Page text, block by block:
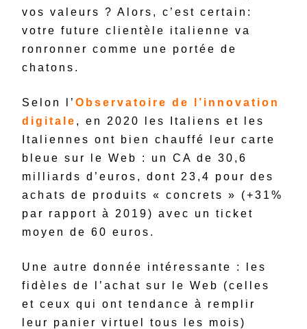
vos valeurs ? Alors, c’est certain:
votre future clientèle italienne va
ronronner comme une portée de
chatons.
Selon l’ Observatoire de l’innovation
digitale , en 2020 les Italiens et les
Italiennes ont bien chauffé leur carte
bleue sur le Web : un CA de 30,6
milliards d’euros, dont 23,4 pour des
achats de produits « concrets » (+31%
par rapport à 2019) avec un ticket
moyen de 60 euros.
Une autre donnée intéressante : les
fidèles de l’achat sur le Web (celles
et ceux qui ont tendance à remplir
leur panier virtuel tous les mois)